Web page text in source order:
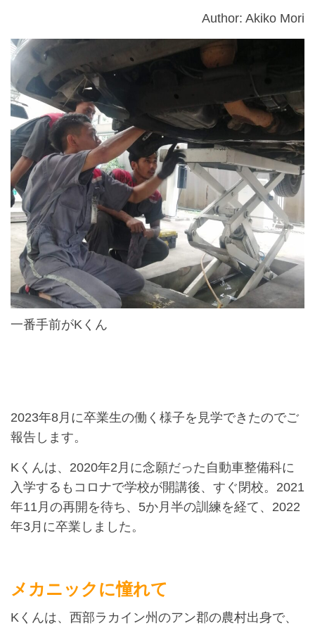
Author: Akiko Mori
一番手前がKくん
2023年8月に卒業生の働く様子を見学できたのでご
報告します。
Kくんは、2020年2月に念願だった自動車整備科に
入学するもコロナで学校が開講後、すぐ閉校。2021
年11月の再開を待ち、5か月半の訓練を経て、2022
年3月に卒業しました。
メカニックに憧れて
Kくんは、西部ラカイン州のアン郡の農村出身で、